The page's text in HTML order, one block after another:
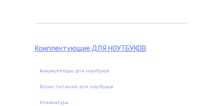
Комплектующие ДЛЯ НОУТБУКОВ
Аккумуляторы для ноутбуков
Блоки питания для ноутбуков
Клавиатуры